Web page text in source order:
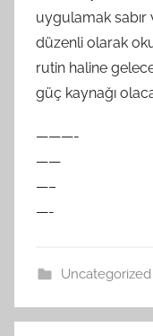
uygulamak sabır
düzenli olarak
rutin haline
güç kaynağı
———-
——
—–
—-
Uncategorized